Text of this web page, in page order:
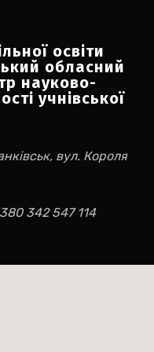
освіти
обласний
науково-
учнівської
вул. Короля
342 547 114